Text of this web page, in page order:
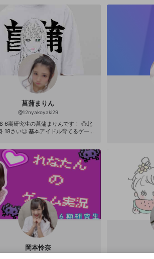
菖蒲まりん
@12nyakoyaki29
6期研究生の菖蒲まりんです！ ◎北
18さい◎ 基本アイドル育てるゲーム
岡本怜奈
アカウントは mellow-fan アカウ
しました。
新規登録
アカウントはmellow-fanアカウン
ーソナルデータの登録
コミュニティ参加方法